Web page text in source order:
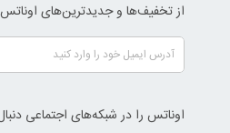
از تخفیف‌ها و جدیدترین‌های اوناتس
اوناتس را در شبکه‌های اجتماعی